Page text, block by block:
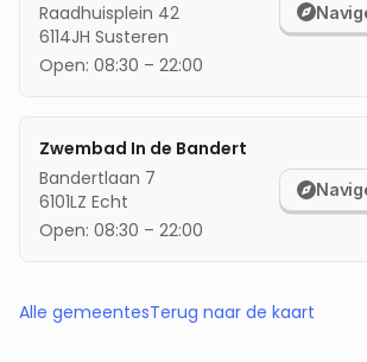
Raadhuisplein 42
6114JH Susteren
Open: 08:30 – 22:00
Zwembad In de Bandert
Bandertlaan 7
6101LZ Echt
Open: 08:30 – 22:00
Alle gemeentesTerug naar de kaart